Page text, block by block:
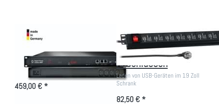
PDU 4-fach IEC-Lock
hinten
4 überwachte Stromleitungen im
Netzwerk
459,00 € *
Steckdosenleiste
mit 16x USB-
Anschlüssen
Laden von USB-Geräten im 19 Zoll
Schrank
82,50 € *